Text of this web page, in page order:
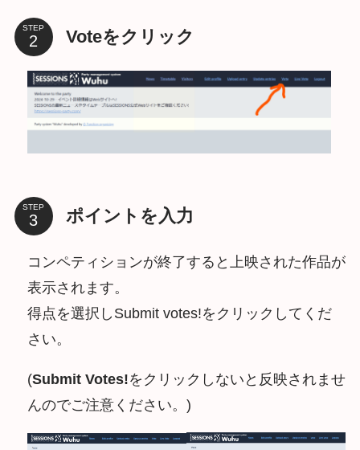
STEP Voteをクリック
STEP ポイントを入力
コンペティションが終了すると上映された作品が
表示されます。
得点を選択しSubmit votes!をクリックしてくだ
さい。
(Submit Votes!をクリックしないと反映されませ
んのでご注意ください。)